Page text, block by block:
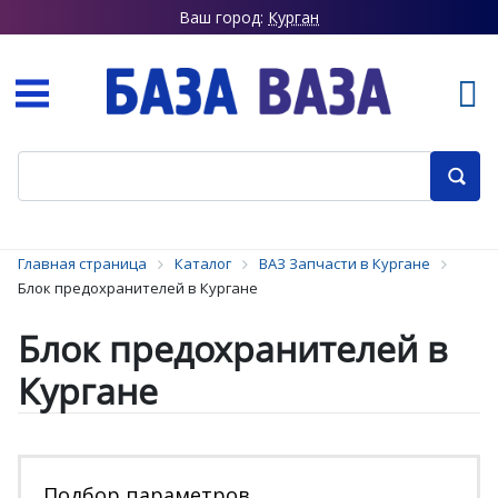
Ваш город: Курган
Главная страница Каталог
ВАЗ Запчасти в Кургане
Блок предохранителей в Кургане
Блок предохранителей в
Кургане